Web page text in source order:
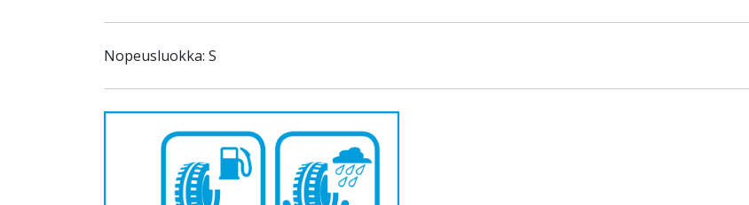
Nopeusluokka: S